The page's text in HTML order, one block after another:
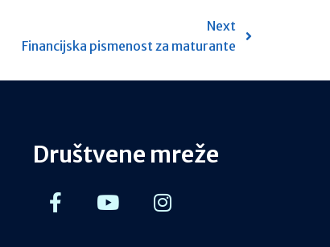
Next
Financijska pismenost za maturante
Društvene mreže